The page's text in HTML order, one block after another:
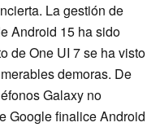
La gestión de
Android 15 ha sido
de One UI 7 se ha visto
demoras. De
Galaxy no
Google finalice Android